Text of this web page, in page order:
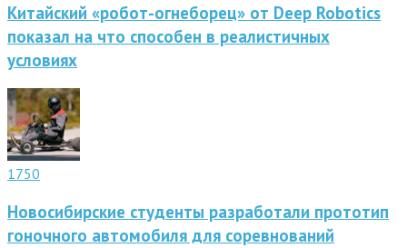
Китайский «робот-огнеборец» от Deep Robotics
показал на что способен в реалистичных
условиях
1750
Новосибирские студенты разработали прототип
гоночного автомобиля для соревнований